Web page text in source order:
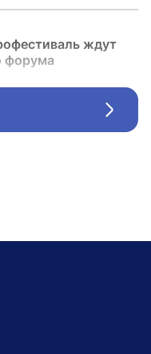
ждут
форума